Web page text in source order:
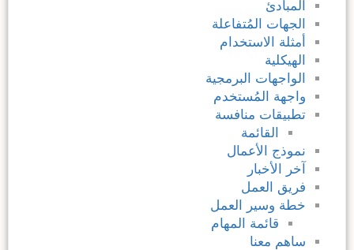
المبادئ
الجهات المُتفاعلة
أمثلة الاستخدام
الهيكلية
الواجهات البرمجية
واجهة المُستخدم
تطبيقات منافسة
القائمة
نموذج الأعمال
آخر الأخبار
فريق العمل
خطة وسير العمل
قائمة المهام
ساهم معنا